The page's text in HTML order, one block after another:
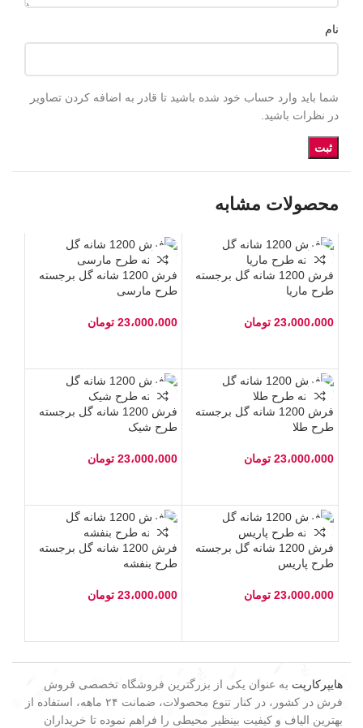
نام
شما باید وارد حساب خود شده باشید تا قادر به اضافه کردن تصاویر
در نظرات باشید.
محصولات مشابه
فرش 1200 شانه گل برجسته
طرح ماریا
23،000،000 تومان
فرش 1200 شانه گل برجسته
طرح مارسی
23،000،000 تومان
فرش 1200 شانه گل برجسته
طرح طلا
23،000،000 تومان
فرش 1200 شانه گل برجسته
طرح شیک
23،000،000 تومان
فرش 1200 شانه گل برجسته
طرح پاریس
23،000،000 تومان
فرش 1200 شانه گل برجسته
طرح بنفشه
23،000،000 تومان
هایپرکارپت به عنوان یکی از بزرگترین فروشگاه تخصصی فروش
فرش در کشور، در کنار تنوع محصولات، ضمانت ۲۴ ماهه، استفاده از
بهترین الیاف و کیفیت بینظیر محیطی را فراهم نموده تا خریداران